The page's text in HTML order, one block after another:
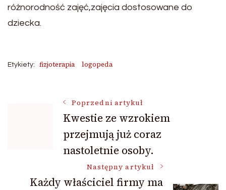
różnorodność zajęć,zajęcia dostosowane do
dziecka.
Etykiety: fizjoterapia logopeda
Nawigacja
wpisu
Poprzedni artykuł
Kwestie ze wzrokiem
przejmują już coraz
nastoletnie osoby.
Następny artykuł
Każdy właściciel firmy ma